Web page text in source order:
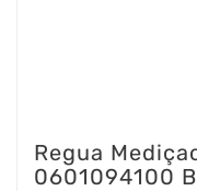
Regua
0601094100